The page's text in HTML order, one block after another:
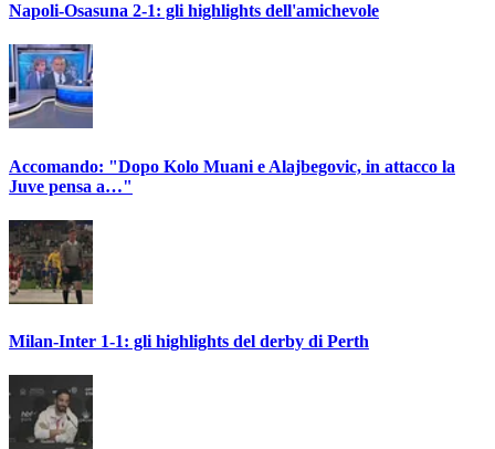
Napoli-Osasuna 2-1: gli highlights dell'amichevole
Accomando: "Dopo Kolo Muani e Alajbegovic, in attacco la
Juve pensa a…"
Milan-Inter 1-1: gli highlights del derby di Perth